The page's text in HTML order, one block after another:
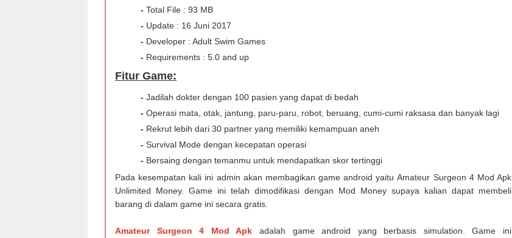
- Total File : 93 MB
- Update : 16 Juni 2017
- Developer : Adult Swim Games
- Requirements : 5.0 and up
Fitur Game:
- Jadilah dokter dengan 100 pasien yang dapat di bedah
- Operasi mata, otak, jantung, paru-paru, robot, beruang, cumi-cumi raksasa dan banyak lagi
- Rekrut lebih dari 30 partner yang memiliki kemampuan aneh
- Survival Mode dengan kecepatan operasi
- Bersaing dengan temanmu untuk mendapatkan skor tertinggi
Pada kesempatan kali ini admin akan membagikan game android yaitu Amateur Surgeon 4 Mod Apk
Unlimited Money. Game ini telah dimodifikasi dengan Mod Money supaya kalian dapat membeli
barang di dalam game ini secara gratis.
Amateur Surgeon 4 Mod Apk
adalah game android yang berbasis simulation. Game ini